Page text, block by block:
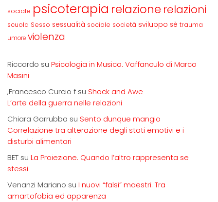
sociale psicoterapia relazione relazioni
scuola Sesso sessualità sociale società sviluppo sè trauma
umore violenza
Riccardo su Psicologia in Musica. Vaffanculo di Marco
Masini
,Francesco Curcio f su Shock and Awe
L’arte della guerra nelle relazioni
Chiara Garrubba su Sento dunque mangio
Correlazione tra alterazione degli stati emotivi e i
disturbi alimentari
BET su La Proiezione. Quando l’altro rappresenta se
stessi
Venanzi Mariano su I nuovi “falsi” maestri. Tra
amartofobia ed apparenza